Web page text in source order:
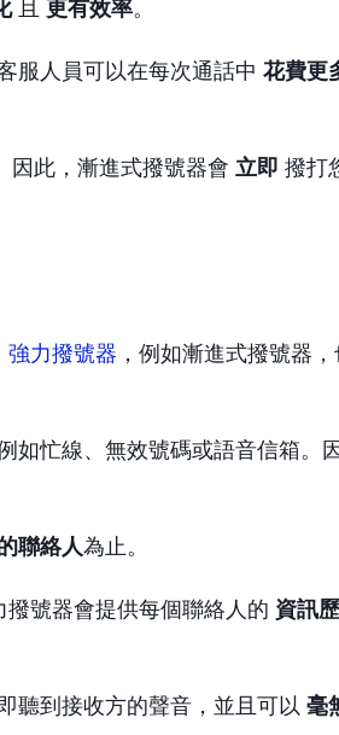
且 更有效率。
服人員可以在每次通話中 花費更
因此，漸進式撥號器會 立即 撥打
強力撥號器 ，例如漸進式撥號器
如忙線、無效號碼或語音信箱。
聯絡人為止。
號器會提供每個聯絡人的 資訊
聽到接收方的聲音，並且可以 毫